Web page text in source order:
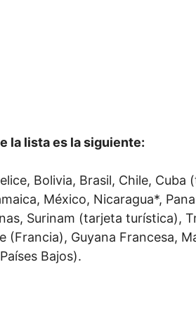
la lista es la siguiente:
Bolivia, Brasil, Chile,
México, Nicaragua*,
Surinam (tarjeta turística),
(Francia), Guyana Francesa,
Bajos).